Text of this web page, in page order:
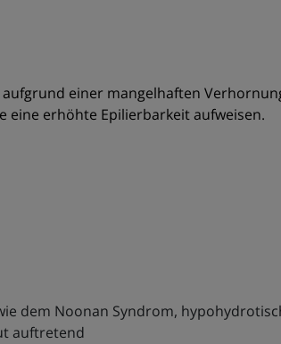
einer mangelhaften
eine erhöhte Epilierbarkeit aufweisen.
dem Noonan Syndrom,
auftretend